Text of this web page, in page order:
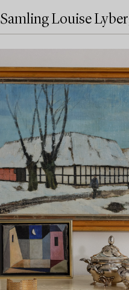
Samling Louise